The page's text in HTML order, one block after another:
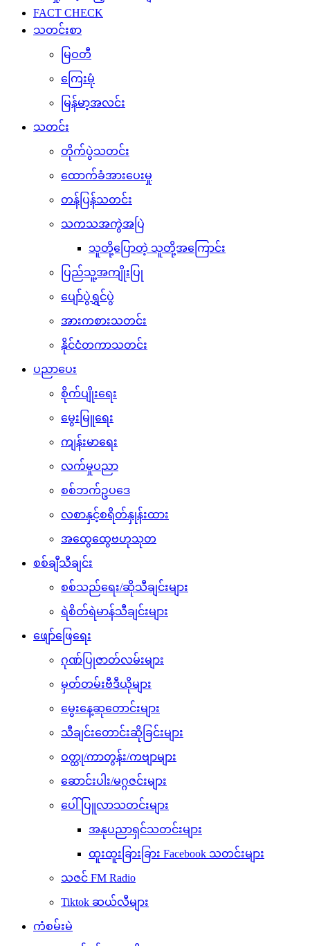
FACT CHECK
သတင်းစာ
မြဝတီ
ကြေးမုံ
မြန်မာ့အလင်း
သတင်း
တိုက်ပွဲသတင်း
ထောက်ခံအားပေးမှု
တန်ပြန်သတင်း
သကသအကွဲအပြဲ
သူတို့ပြောတဲ့ သူတို့အကြောင်း
ပြည်သူ့အကျိုးပြု
ပျော်ပွဲရွှင်ပွဲ
အားကစားသတင်း
နိုင်ငံတကာသတင်း
ပညာပေး
စိုက်ပျိုးရေး
မွေးမြူရေး
ကျန်းမာရေး
လက်မှုပညာ
စစ်ဘက်ဥပဒေ
လစာနှင့်စရိတ်နှုန်းထား
အထွေထွေဗဟုသုတ
စစ်ချီသီချင်း
စစ်သည်ရေး/ဆိုသီချင်းများ
ရဲစိတ်ရဲမာန်သီချင်းများ
ဖျော်ဖြေရေး
ဂုဏ်ပြုဇာတ်လမ်းများ
မှတ်တမ်းဗီဒီယိုများ
မွေးနေ့ဆုတောင်းများ
သီချင်းတောင်းဆိုခြင်းများ
ဝတ္ထု/ကာတွန်း/ကဗျာများ
ဆောင်းပါး/မဂ္ဂဇင်းများ
ပေါ်ပြူလာသတင်းများ
အနုပညာရှင်သတင်းများ
ထူးထူးခြားခြား Facebook သတင်းများ
သဇင် FM Radio
Tiktok ဆယ်လီများ
ကံစမ်းမဲ